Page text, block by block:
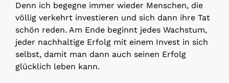
Denn ich begegne immer wieder Menschen, die
völlig verkehrt investieren und sich dann ihre Tat
schön reden. Am Ende beginnt jedes Wachstum,
jeder nachhaltige Erfolg mit einem Invest in sich
selbst, damit man dann auch seinen Erfolg
glücklich leben kann.